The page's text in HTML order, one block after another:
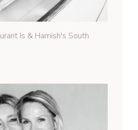
Is & Hamish's South